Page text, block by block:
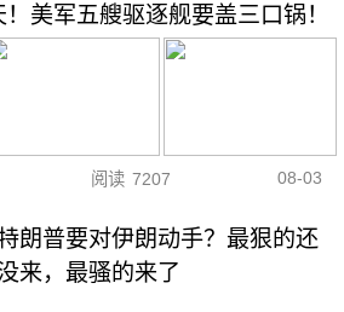
！美军五艘驱逐舰要盖三口锅！
阅读 7207 08-03
朗普要对伊朗动手？最狠的还
来，最骚的来了